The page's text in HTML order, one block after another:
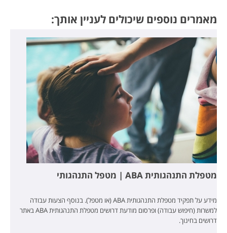
מאמרים נוספים שיכולים לעניין אותך:
מטפלת התנהגותית ABA | מטפל התנהגותי
מידע על תפקיד מטפלת התנהגותית ABA (או מטפל). בנוסף הצעות עבודה
למשרות (חיפוש עבודה) ופרסום מודעת דרושים מטפלת התנהגותית ABA באתר
דרושים בחינוך.